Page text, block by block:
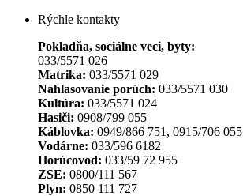
Rýchle kontakty
Pokladňa, sociálne veci, byty:
033/5571 026
Matrika: 033/5571 029
Nahlasovanie porúch: 033/5571 030
Kultúra: 033/5571 024
Hasiči: 0908/799 055
Káblovka: 0949/866 751, 0915/706 055
Vodárne: 033/596 6182
Horúcovod: 033/59 72 955
ZSE: 0800/111 567
Plyn: 0850 111 727